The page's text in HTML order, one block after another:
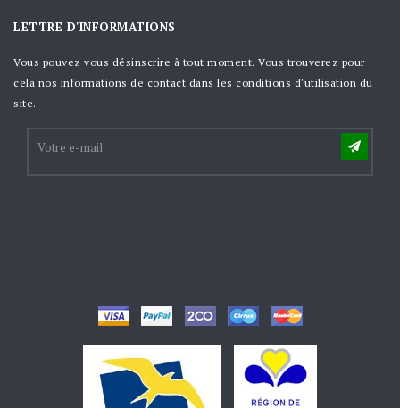
LETTRE D'INFORMATIONS
Vous pouvez vous désinscrire à tout moment. Vous trouverez pour
cela nos informations de contact dans les conditions d'utilisation du
site.